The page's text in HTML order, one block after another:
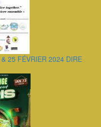
25 FÉVRIER 2024 DIRE